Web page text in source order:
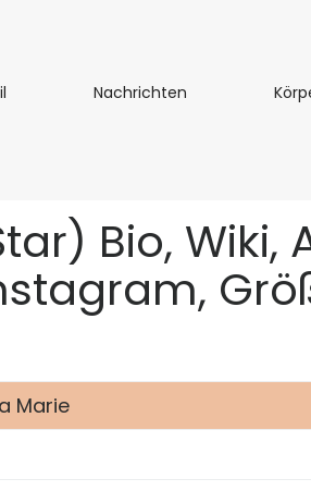
Nachrichten Nachrichten
Bio, Wiki,
Marie